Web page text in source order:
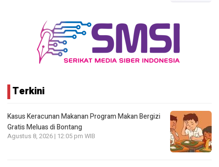
Terkini
Kasus Keracunan Makanan Program Makan Bergizi
Gratis Meluas di Bontang
Agustus 8, 2026 | 12:05 pm WIB